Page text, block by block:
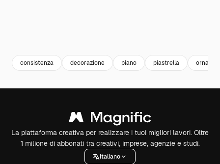
consistenza decorazione piano piastrella
La piattaforma creativa per realizzare i tuoi migliori lavori. Oltre
1 milione di abbonati tra creativi, imprese, agenzie e studi.
Italiano